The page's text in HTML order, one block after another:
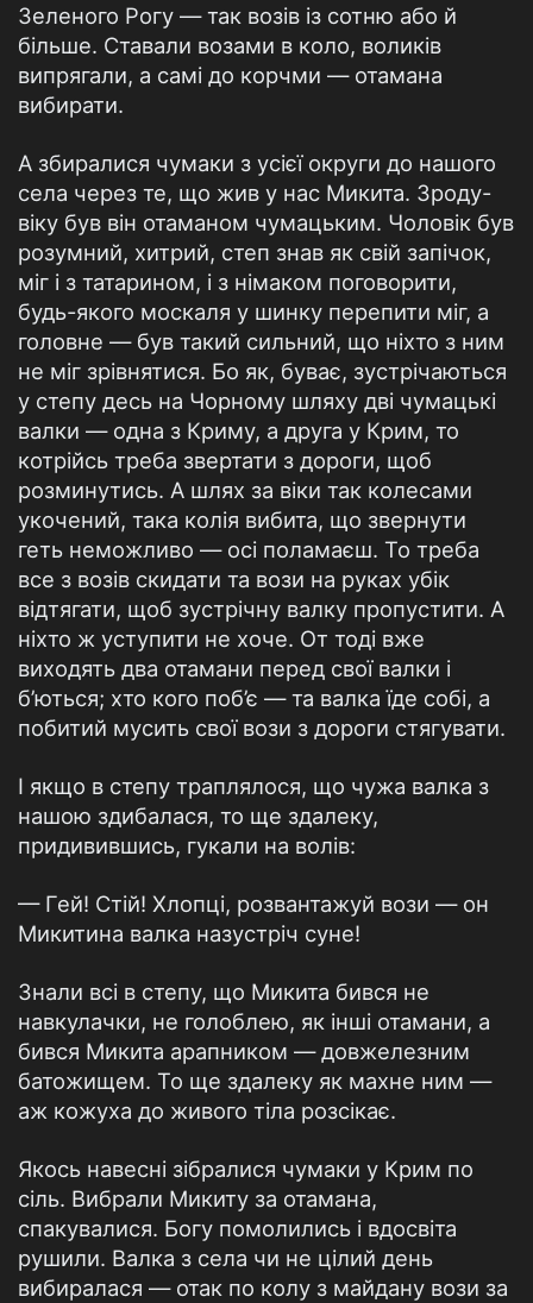
Зеленого Рогу — так возів із сотню або й
більше. Ставали возами в коло, воликів
випрягали, а самі до корчми — отамана
вибирати.
А збиралися чумаки з усієї округи до нашого
села через те, що жив у нас Микита. Зроду-
віку був він отаманом чумацьким. Чоловік був
розумний, хитрий, степ знав як свій запічок,
міг і з татарином, і з німаком поговорити,
будь-якого москаля у шинку перепити міг, а
головне — був такий сильний, що ніхто з ним
не міг зрівнятися. Бо як, буває, зустрічаються
у степу десь на Чорному шляху дві чумацькі
валки — одна з Криму, а друга у Крим, то
котрійсь треба звертати з дороги, щоб
розминутись. А шлях за віки так колесами
укочений, така колія вибита, що звернути
геть неможливо — осі поламаєш. То треба
все з возів скидати та вози на руках убік
відтягати, щоб зустрічну валку пропустити. А
ніхто ж уступити не хоче. От тоді вже
виходять два отамани перед свої валки і
б’ються; хто кого поб’є — та валка їде собі, а
побитий мусить свої вози з дороги стягувати.
І якщо в степу траплялося, що чужа валка з
нашою здибалася, то ще здалеку,
придивившись, гукали на волів:
— Гей! Стій! Хлопці, розвантажуй вози — он
Микитина валка назустріч суне!
Знали всі в степу, що Микита бився не
навкулачки, не голоблею, як інші отамани, а
бився Микита арапником — довжелезним
батожищем. То ще здалеку як махне ним —
аж кожуха до живого тіла розсікає.
Якось навесні зібралися чумаки у Крим по
сіль. Вибрали Микиту за отамана,
спакувалися. Богу помолились і вдосвіта
рушили. Валка з села чи не цілий день
вибиралася — отак по колу з майдану вози за